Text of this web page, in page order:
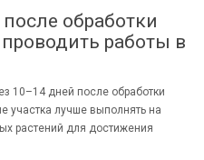
обработки
работы в
10–14 дней после обработки
участка лучше выполнять на
растений для достижения